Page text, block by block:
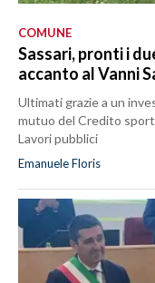
COMUNE
Sassari, pronti i
accanto al Vanni
Ultimati grazie a un
mutuo del Credito
Lavori pubblici
Emanuele Floris